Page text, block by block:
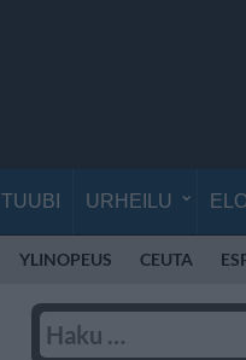
TUUBI URHEILU
YLINOPEUS CEUTA